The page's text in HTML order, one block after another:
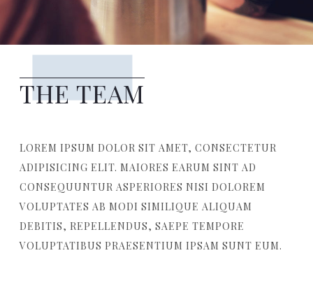
THE TEAM
LOREM IPSUM DOLOR SIT AMET, CONSECTETUR
ADIPISICING ELIT. MAIORES EARUM SINT AD
CONSEQUUNTUR ASPERIORES NISI DOLOREM
VOLUPTATES AB MODI SIMILIQUE ALIQUAM
DEBITIS, REPELLENDUS, SAEPE TEMPORE
VOLUPTATIBUS PRAESENTIUM IPSAM SUNT EUM.